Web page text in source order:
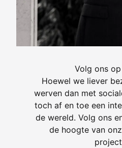
Volg ons
Hoewel we liever
werven dan met
toch af en toe een
de wereld. Volg ons
de hoogte van